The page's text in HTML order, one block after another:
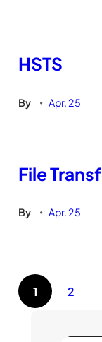
HSTS
By • Apr. 25
File
By • Apr. 25
1 2